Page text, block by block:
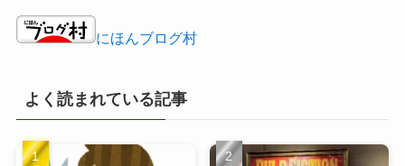
にほんブログ村
よく読まれている記事